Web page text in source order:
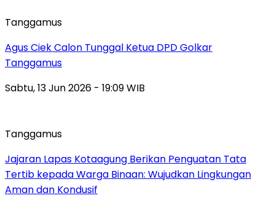
Tanggamus
Agus Ciek Calon Tunggal Ketua DPD Golkar
Tanggamus
Sabtu, 13 Jun 2026 - 19:09 WIB
Tanggamus
Jajaran Lapas Kotaagung Berikan Penguatan Tata
Tertib kepada Warga Binaan: Wujudkan Lingkungan
Aman dan Kondusif